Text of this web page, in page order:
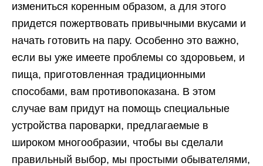
измениться коренным образом, а для этого
придется пожертвовать привычными вкусами и
начать готовить на пару. Особенно это важно,
если вы уже имеете проблемы со здоровьем, и
пища, приготовленная традиционными
способами, вам противопоказана. В этом
случае вам придут на помощь специальные
устройства пароварки, предлагаемые в
широком многообразии, чтобы вы сделали
правильный выбор, мы простыми обывателями,